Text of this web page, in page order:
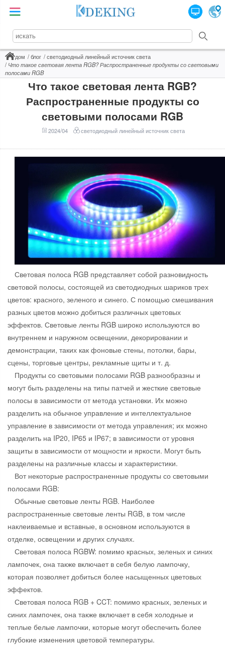
дом блог
светодиодный линейный источник света
Что такое световая лента RGB? Распространенные продукты со световыми
полосами RGB
Что такое световая лента RGB?
Распространенные продукты со
световыми полосами RGB
2024/04 светодиодный линейный источник света
Световая полоса RGB представляет собой разновидность
световой полосы, состоящей из светодиодных шариков трех
цветов: красного, зеленого и синего. С помощью смешивания
разных цветов можно добиться различных цветовых
эффектов. Световые ленты RGB широко используются во
внутреннем и наружном освещении, декорировании и
демонстрации, таких как фоновые стены, потолки, бары,
сцены, торговые центры, рекламные щиты и т. д.
Продукты со световыми полосами RGB разнообразны и
могут быть разделены на типы патчей и жесткие световые
полосы в зависимости от метода установки. Их можно
разделить на обычное управление и интеллектуальное
управление в зависимости от метода управления; их можно
разделить на IP20, IP65 и IP67; в зависимости от уровня
защиты в зависимости от мощности и яркости. Могут быть
разделены на различные классы и характеристики.
Вот некоторые распространенные продукты со световыми
полосами RGB:
Обычные световые ленты RGB. Наиболее
распространенные световые ленты RGB, в том числе
наклеиваемые и вставные, в основном используются в
отделке, освещении и других случаях.
Световая полоса RGBW: помимо красных, зеленых и синих
лампочек, она также включает в себя белую лампочку,
которая позволяет добиться более насыщенных цветовых
эффектов.
Световая полоса RGB + CCT: помимо красных, зеленых и
синих лампочек, она также включает в себя холодные и
теплые белые лампочки, которые могут обеспечить более
глубокие изменения цветовой температуры.